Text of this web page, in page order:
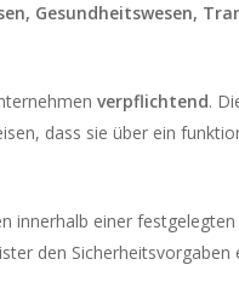
Gesundheitswesen,
verpflichtend.
dass sie über ein
innerhalb einer
den Sicherheitsvorgaben